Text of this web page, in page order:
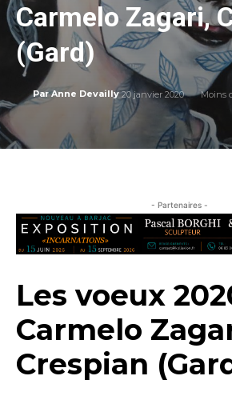
Carmelo Zagari,
(Gard)
Par Anne Devailly 20 janvier 2020 Moins
- Partenaires -
Les voeux
Carmelo
Crespian